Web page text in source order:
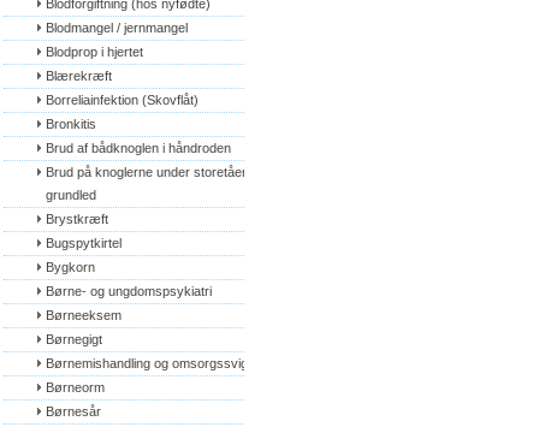
Blodforgiftning (hos nyfødte)
Blodmangel / jernmangel
Blodprop i hjertet
Blærekræft
Borreliainfektion (Skovflåt)
Bronkitis
Brud af bådknoglen i håndroden
Brud på knoglerne under storetåens
grundled
Brystkræft
Bugspytkirtel
Bygkorn
Børne- og ungdomspsykiatri
Børneeksem
Børnegigt
Børnemishandling og omsorgssvigt
Børneorm
Børnesår